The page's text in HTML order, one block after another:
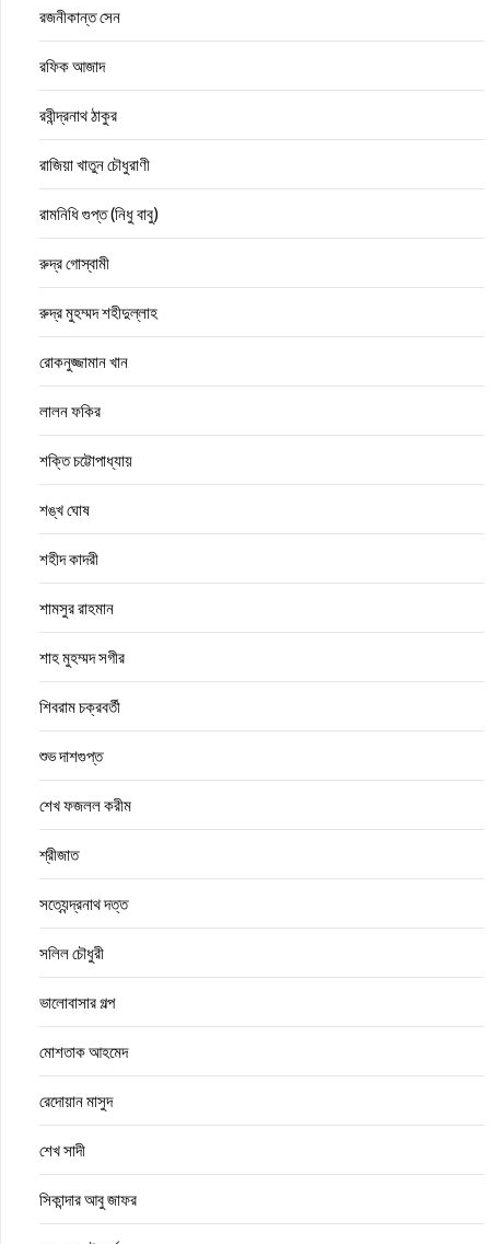
রজনীকান্ত সেন
রফিক আজাদ
রবীন্দ্রনাথ ঠাকুর
রাজিয়া খাতুন চৌধুরাণী
রামনিধি গুপ্ত (নিধু বাবু)
রুদ্র গোস্বামী
রুদ্র মুহম্মদ শহীদুল্লাহ
রোকনুজ্জামান খান
লালন ফকির
শক্তি চট্টোপাধ্যায়
শঙ্খ ঘোষ
শহীদ কাদরী
শামসুর রাহমান
শাহ মুহম্মদ সগীর
শিবরাম চক্রবর্তী
শুভ দাশগুপ্ত
শেখ ফজলল করীম
শ্রীজাত
সত্যেন্দ্রনাথ দত্ত
সলিল চৌধুরী
ভালোবাসার গল্প
মোশতাক আহমেদ
রেদোয়ান মাসুদ
শেখ সাদী
সিকান্দার আবু জাফর